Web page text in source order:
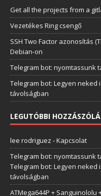
Get all the projects from a
Vezetékes Ring csengő
SSH Two Factor azonosítás
Debian-on
Telegram bot: nyomtassunk
Telegram bot: Legyen neked
távolságban
LEGUTÓBBI
lee rodriguez -Kapcsolat
Telegram bot: nyomtassunk
Telegram bot: Legyen neked
távolságban
ATMega644P +